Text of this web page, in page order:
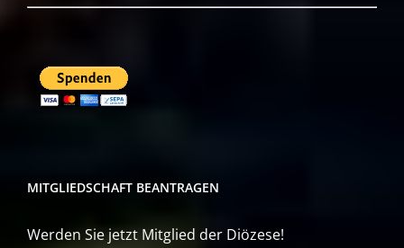
MITGLIEDSCHAFT BEANTRAGEN
Werden Sie jetzt Mitglied der Diözese!